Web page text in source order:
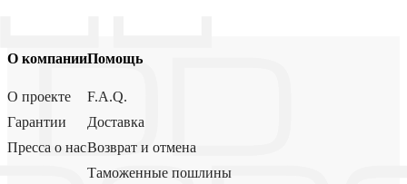
О компании
О проекте
Гарантии
Пресса о нас
Помощь
F.A.Q.
Доставка
Возврат и отмена
Таможенные пошлины